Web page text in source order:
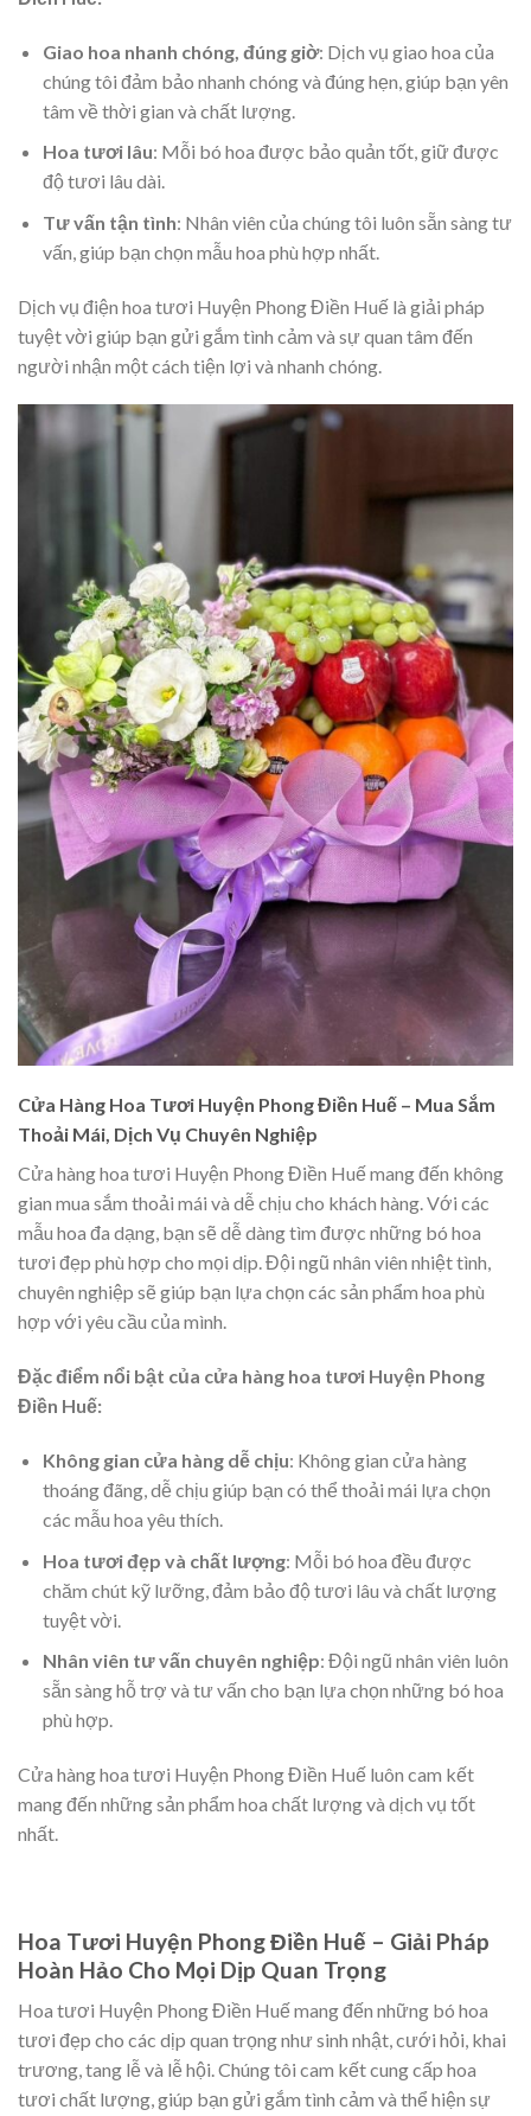
Giao hoa nhanh chóng, đúng giờ: Dịch vụ giao hoa của
chúng tôi đảm bảo nhanh chóng và đúng hẹn, giúp bạn yên
tâm về thời gian và chất lượng.
Hoa tươi lâu: Mỗi bó hoa được bảo quản tốt, giữ được
độ tươi lâu dài.
Tư vấn tận tình: Nhân viên của chúng tôi luôn sẵn sàng tư
vấn, giúp bạn chọn mẫu hoa phù hợp nhất.
Dịch vụ điện hoa tươi Huyện Phong Điền Huế là giải pháp
tuyệt vời giúp bạn gửi gắm tình cảm và sự quan tâm đến
người nhận một cách tiện lợi và nhanh chóng.
Cửa Hàng Hoa Tươi Huyện Phong Điền Huế – Mua Sắm
Thoải Mái, Dịch Vụ Chuyên Nghiệp
Cửa hàng hoa tươi Huyện Phong Điền Huế mang đến không
gian mua sắm thoải mái và dễ chịu cho khách hàng. Với các
mẫu hoa đa dạng, bạn sẽ dễ dàng tìm được những bó hoa
tươi đẹp phù hợp cho mọi dịp. Đội ngũ nhân viên nhiệt tình,
chuyên nghiệp sẽ giúp bạn lựa chọn các sản phẩm hoa phù
hợp với yêu cầu của mình.
Đặc điểm nổi bật của cửa hàng hoa tươi Huyện Phong
Điền Huế:
Không gian cửa hàng dễ chịu: Không gian cửa hàng
thoáng đãng, dễ chịu giúp bạn có thể thoải mái lựa chọn
các mẫu hoa yêu thích.
Hoa tươi đẹp và chất lượng: Mỗi bó hoa đều được
chăm chút kỹ lưỡng, đảm bảo độ tươi lâu và chất lượng
tuyệt vời.
Nhân viên tư vấn chuyên nghiệp: Đội ngũ nhân viên luôn
sẵn sàng hỗ trợ và tư vấn cho bạn lựa chọn những bó hoa
phù hợp.
Cửa hàng hoa tươi Huyện Phong Điền Huế luôn cam kết
mang đến những sản phẩm hoa chất lượng và dịch vụ tốt
nhất.
Hoa Tươi Huyện Phong Điền Huế – Giải Pháp
Hoàn Hảo Cho Mọi Dịp Quan Trọng
Hoa tươi Huyện Phong Điền Huế mang đến những bó hoa
tươi đẹp cho các dịp quan trọng như sinh nhật, cưới hỏi, khai
trương, tang lễ và lễ hội. Chúng tôi cam kết cung cấp hoa
tươi chất lượng, giúp bạn gửi gắm tình cảm và thể hiện sự